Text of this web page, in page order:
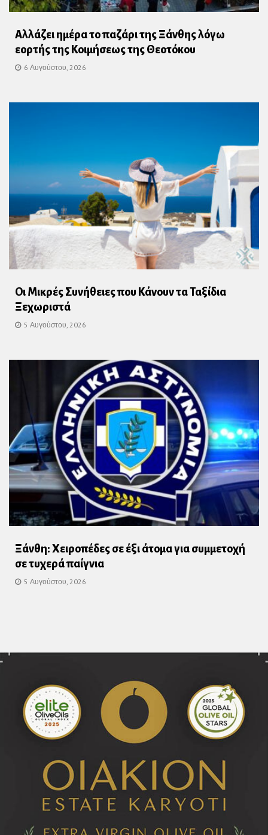
Αλλάζει ημέρα το παζάρι της Ξάνθης λόγω
εορτής της Κοιμήσεως της Θεοτόκου
6 Αυγούστου, 2026
Οι Μικρές Συνήθειες που Κάνουν τα Ταξίδια
Ξεχωριστά
5 Αυγούστου, 2026
Ξάνθη: Χειροπέδες σε έξι άτομα για συμμετοχή
σε τυχερά παίγνια
5 Αυγούστου, 2026